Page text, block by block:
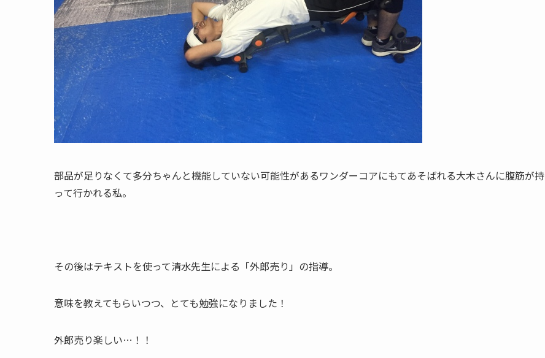
部品が足りなくて多分ちゃんと機能していない可能性があるワンダーコアにもてあそばれる大木さんに腹筋が持
って行かれる私。
その後はテキストを使って清水先生による「外郎売り」の指導。
意味を教えてもらいつつ、とても勉強になりました！
外郎売り楽しい…！！